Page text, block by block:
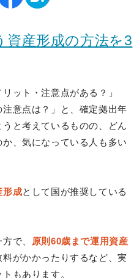
産形成の方法を3
ット・注意点がある？」
注意点は？」と、確定拠出年
うと考えているものの、どん
、気になっている人も多い
形成として国が推奨している
で、
原則60歳まで運用資産
料がかかったりするなど、実
もあります。